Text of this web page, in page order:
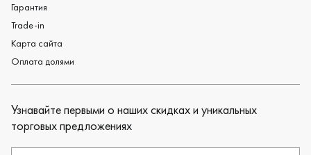
Гарантия
Trade-in
Карта сайта
Оплата долями
Узнавайте первыми о наших скидках и уникальных
торговых предложениях